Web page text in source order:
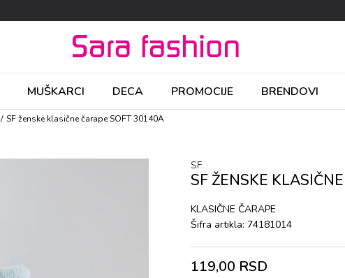
MUŠKARCI DECA PROMOCIJE BRENDOVI
SF ženske klasične čarape SOFT 30140A
SF
SF ŽENSKE
KLASIČNE ČARAPE
Šifra artikla: 74181014
119,00 RSD